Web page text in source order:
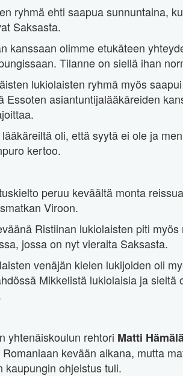
ryhmä ehti saapua sunnuntaina,
Saksasta.
kanssaan olimme etukäteen
Tilanne on siellä ihan
lukiolaisten ryhmä myös
Essoten asiantuntijalääkäreiden
oli, että syytä ei ole ja
kertoo.
peruu keväältä monta
Viroon.
Ristiinan lukiolaisten piti
jossa on nyt vieraita Saksasta.
venäjän kielen lukijoiden oli
Mikkelistä lukiolaisia ja
yhtenäiskoulun rehtori Matti
kevään aikana, mutta
kaupungin ohjeistus tuli.